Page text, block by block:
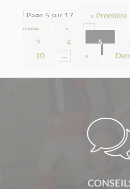
Page 5 sur 17
« Première
page
«
…
3
4 5
10
… »